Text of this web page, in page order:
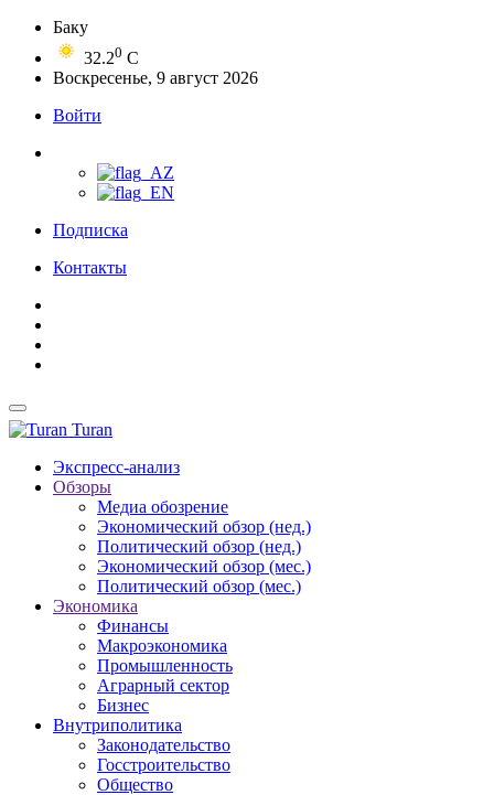
Баку
32.20 C
Воскресенье, 9 август 2026
Войти
Подписка
Контакты
Turan
Экспресс-анализ
Обзоры
Медиа обозрение
Экономический обзор (нед.)
Политический обзор (нед.)
Экономический обзор (мес.)
Политический обзор (мес.)
Экономика
Финансы
Макроэкономика
Промышленность
Аграрный сектор
Бизнес
Внутриполитика
Законодательство
Госстроительство
Общество